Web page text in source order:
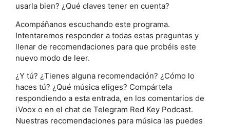
usarla bien? ¿Qué claves tener en cuenta?
Acompáñanos escuchando este programa.
Intentaremos responder a todas estas preguntas y
llenar de recomendaciones para que probéis este
nuevo modo de leer.
¿Y tú? ¿Tienes alguna recomendación? ¿Cómo lo
haces tú? ¿Qué música eliges? Compártela
respondiendo a esta entrada, en los comentarios de
iVoox o en el chat de Telegram Red Key Podcast.
Nuestras recomendaciones para música las puedes